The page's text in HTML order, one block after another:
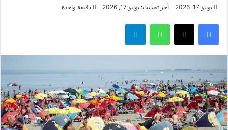
يونيو 17, 2026 آخر تحديث: يونيو 17, 2026 دقيقة واحدة
فيسبوك ‫X واتساب تيلقرام